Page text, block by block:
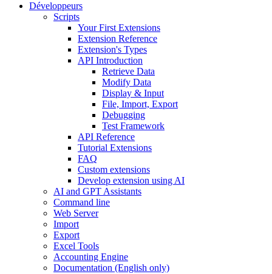
Développeurs
Scripts
Your First Extensions
Extension Reference
Extension's Types
API Introduction
Retrieve Data
Modify Data
Display & Input
File, Import, Export
Debugging
Test Framework
API Reference
Tutorial Extensions
FAQ
Custom extensions
Develop extension using AI
AI and GPT Assistants
Command line
Web Server
Import
Export
Excel Tools
Accounting Engine
Documentation (English only)